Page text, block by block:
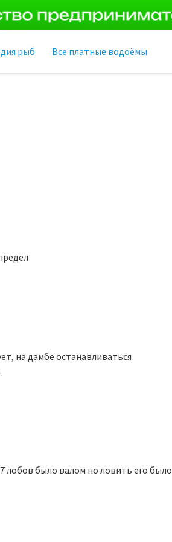
рыб Все платные водоёмы
на дамбе останавливаться
лобов было валом но ловить его было